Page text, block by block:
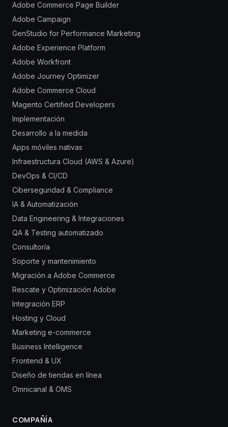
Adobe Commerce Page Builder
Adobe Campaign
GenStudio for Performance Marketing
Adobe Experience Platform
Adobe Workfront
Adobe Journey Optimizer
Adobe Commerce Cloud
Magento Certified Developers
Implementación
Desarrollo a la medida
Apps móviles nativas
Infraestructura Cloud (AWS & Azure)
DevOps & CI/CD
Ciberseguridad & Compliance
IA & Automatización
Data Engineering & Integraciones
QA & Testing automatizado
Consultoría
Soporte y mantenimiento
Migración a Adobe Commerce
Rescate y Optimización Adobe
Integración ERP
Hosting y Cloud
Marketing e-commerce
Business Intelligence
Frontend & UX
Diseño de tiendas en línea
Omnicanal & OMS
COMPAÑÍA